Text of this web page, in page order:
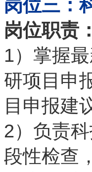
岗位三：
岗位职责：
1）掌握
研项目申
目申报建
2）负责
段性检查